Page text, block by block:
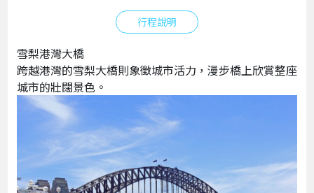
行程說明
雪梨港灣大橋
跨越港灣的雪梨大橋則象徵城市活力，漫步橋上欣賞整座
城市的壯闊景色。